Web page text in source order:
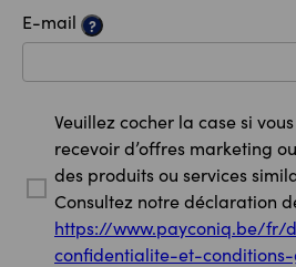
E-mail ?
Veuillez cocher la case si
recevoir d’offres marketing
des produits ou services
Consultez notre déclaration
https://www.payconiq.be/fr/
confidentialite-et-